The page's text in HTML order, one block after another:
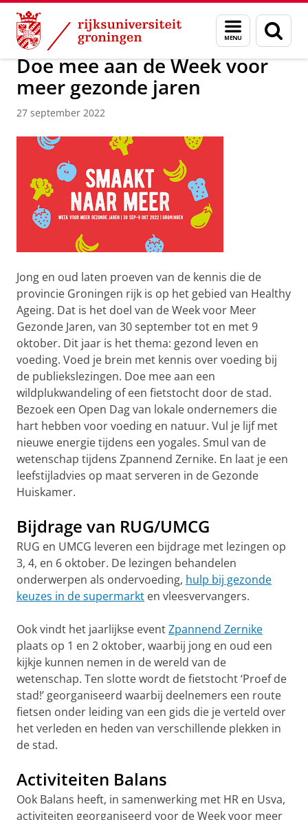
Skip
Content
Skip
Navigation
Menu
en
zoeken
Over ons Actueel Nieuws Nieuwsberichten
Doe mee aan de Week voor
meer gezonde jaren
27 september 2022
Jong en oud laten proeven van de kennis die de
provincie Groningen rijk is op het gebied van Healthy
Ageing. Dat is het doel van de Week voor Meer
Gezonde Jaren, van 30 september tot en met 9
oktober. Dit jaar is het thema: gezond leven en
voeding. Voed je brein met kennis over voeding bij
de publiekslezingen. Doe mee aan een
wildplukwandeling of een fietstocht door de stad.
Bezoek een Open Dag van lokale ondernemers die
hart hebben voor voeding en natuur. Vul je lijf met
nieuwe energie tijdens een yogales. Smul van de
wetenschap tijdens Zpannend Zernike. En laat je een
leefstijladvies op maat serveren in de Gezonde
Huiskamer.
Bijdrage van RUG/UMCG
RUG en UMCG leveren een bijdrage met lezingen op
3, 4, en 6 oktober. De lezingen behandelen
onderwerpen als ondervoeding, hulp bij gezonde
keuzes in de supermarkt en vleesvervangers.
Ook vindt het jaarlijkse eventZpannend Zernike
plaats op 1 en 2 oktober, waarbij jong en oud een
kijkje kunnen nemen in de wereld van de
wetenschap. Ten slotte wordt de fietstocht ‘Proef de
stad!’ georganiseerd waarbij deelnemers een route
fietsen onder leiding van een gids die je verteld over
het verleden en heden van verschillende plekken in
de stad.
Activiteiten Balans
Ook Balans heeft, in samenwerking met HR en Usva,
activiteiten georganiseerd voor de Week voor meer